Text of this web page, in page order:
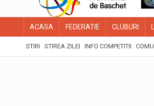
ACASA FEDERATIE CLUBURI
STIRI STIREA ZILEI INFO COMPETITII